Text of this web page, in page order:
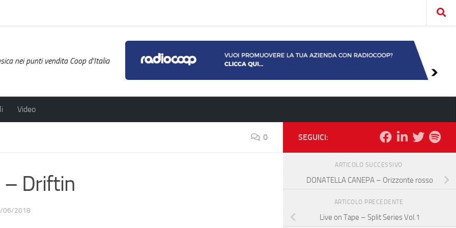
nei punti vendita Coop d'Italia
Video
0
– Driftin
06/2018
SEGUICI:
ARTICOLO SUCCESSIVO
DONATELLA CANEPA – Orizzonte rosso
ARTICOLO PRECEDENTE
Live on Tape – Split Series Vol​.​1